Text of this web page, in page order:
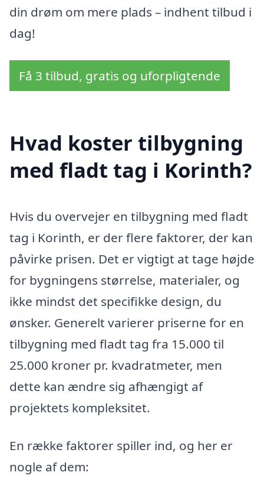
din drøm om mere plads – indhent tilbud i
dag!
Få 3 tilbud, gratis og uforpligtende
Hvad koster tilbygning
med fladt tag i Korinth?
Hvis du overvejer en tilbygning med fladt
tag i Korinth, er der flere faktorer, der kan
påvirke prisen. Det er vigtigt at tage højde
for bygningens størrelse, materialer, og
ikke mindst det specifikke design, du
ønsker. Generelt varierer priserne for en
tilbygning med fladt tag fra 15.000 til
25.000 kroner pr. kvadratmeter, men
dette kan ændre sig afhængigt af
projektets kompleksitet.
En række faktorer spiller ind, og her er
nogle af dem: